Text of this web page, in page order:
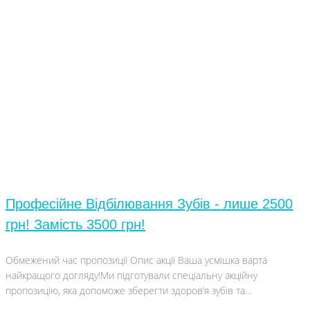
Професійне Відбілювання Зубів - лише 2500
грн! Замість 3500 грн!
Обмежений час пропозиції Опис акції Ваша усмішка варта
найкращого догляду!Ми підготували спеціальну акційну
пропозицію, яка допоможе зберегти здоров’я зубів та…